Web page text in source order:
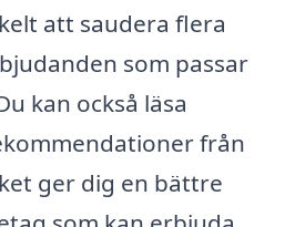
att saudera flera
som passar
kan också läsa
från
ger dig en bättre